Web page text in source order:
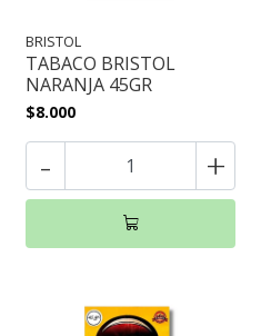
BRISTOL
TABACO BRISTOL
NARANJA 45GR
$8.000
- +